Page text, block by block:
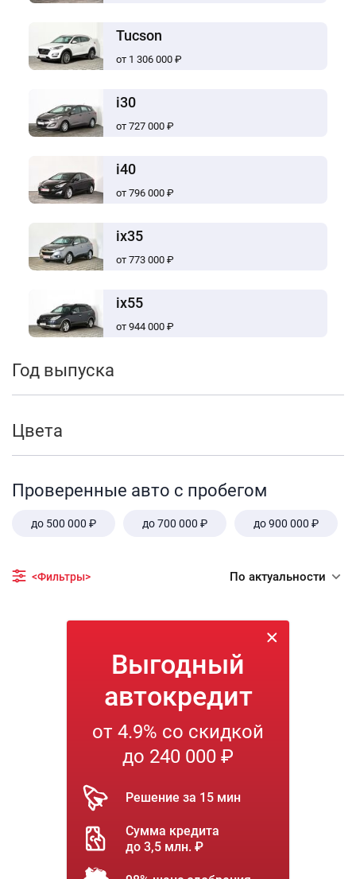
Tucson
от 1 306 000 ₽
i30
от 727 000 ₽
i40
от 796 000 ₽
ix35
от 773 000 ₽
ix55
от 944 000 ₽
Год выпуска
Цвета
Проверенные авто с пробегом
до 500 000 ₽ до 700 000 ₽ до 900 000 ₽
<Фильтры> По актуальности
Выгодный
автокредит
от 4.9% со скидкой
до 240 000 ₽
Решение за 15 мин
Сумма кредита
до 3,5 млн. ₽